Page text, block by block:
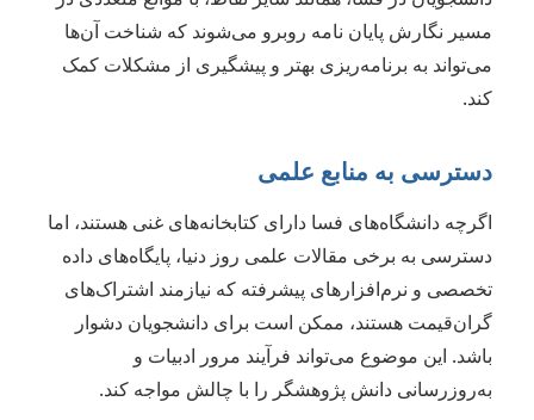
مسیر نگارش پایان نامه روبرو می‌شوند که شناخت آن‌ها
می‌تواند به برنامه‌ریزی بهتر و پیشگیری از مشکلات کمک
کند.
دسترسی به منابع علمی
اگرچه دانشگاه‌های فسا دارای کتابخانه‌های غنی هستند، اما
دسترسی به برخی مقالات علمی روز دنیا، پایگاه‌های داده
تخصصی و نرم‌افزارهای پیشرفته که نیازمند اشتراک‌های
گران‌قیمت هستند، ممکن است برای دانشجویان دشوار
باشد. این موضوع می‌تواند فرآیند مرور ادبیات و
به‌روزرسانی دانش پژوهشگر را با چالش مواجه کند.